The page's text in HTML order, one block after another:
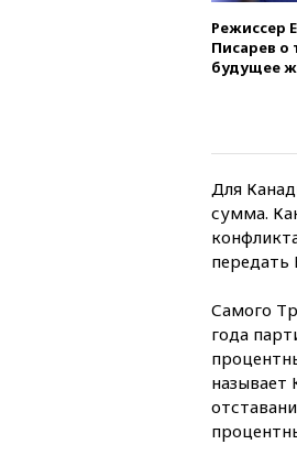
Режиссер
Писарев о
будущее
Для
сумма.
передать
Самого
года
называет